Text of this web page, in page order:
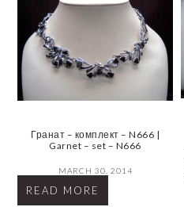
Гранат – комплект – N666 |
Garnet – set – N666
MARCH 30, 2014
READ MORE